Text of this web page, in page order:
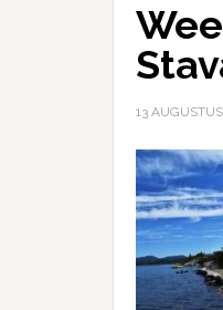
13